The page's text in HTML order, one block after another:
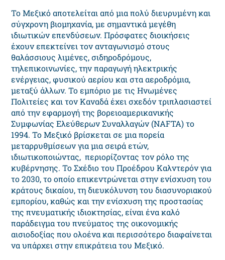
Το Μεξικό αποτελείται από μια πολύ διευρυμένη και
σύγχρονη βιομηχανία, με σημαντικά μεγέθη
ιδιωτικών επενδύσεων. Πρόσφατες διοικήσεις
έχουν επεκτείνει τον ανταγωνισμό στους
θαλάσσιους λιμένες, σιδηροδρόμους,
τηλεπικοινωνίες, την παραγωγή ηλεκτρικής
ενέργειας, φυσικού αερίου και στα αεροδρόμια,
μεταξύ άλλων. Το εμπόριο με τις Ηνωμένες
Πολιτείες και τον Καναδά έχει σχεδόν τριπλασιαστεί
από την εφαρμογή της βορειοαμερικανικής
Συμφωνίας Ελεύθερων Συναλλαγών (NAFTA) το
1994. Το Μεξικό βρίσκεται σε μια πορεία
μεταρρυθμίσεων για μια σειρά ετών,
ιδιωτικοποιώντας, περιορίζοντας τον ρόλο της
κυβέρνησης. Το Σχέδιο του Προέδρου Καλντερόν για
το 2030, το οποίο επικεντρώνεται στην ενίσχυση του
κράτους δικαίου, τη διευκόλυνση του διασυνοριακού
εμπορίου, καθώς και την ενίσχυση της προστασίας
της πνευματικής ιδιοκτησίας, είναι ένα καλό
παράδειγμα του πνεύματος της οικονομικής
αισιοδοξίας που ολοένα και περισσότερο διαφαίνεται
να υπάρχει στην επικράτεια του Μεξικό.